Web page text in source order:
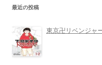
最近の投稿
東京卍リベンジャ